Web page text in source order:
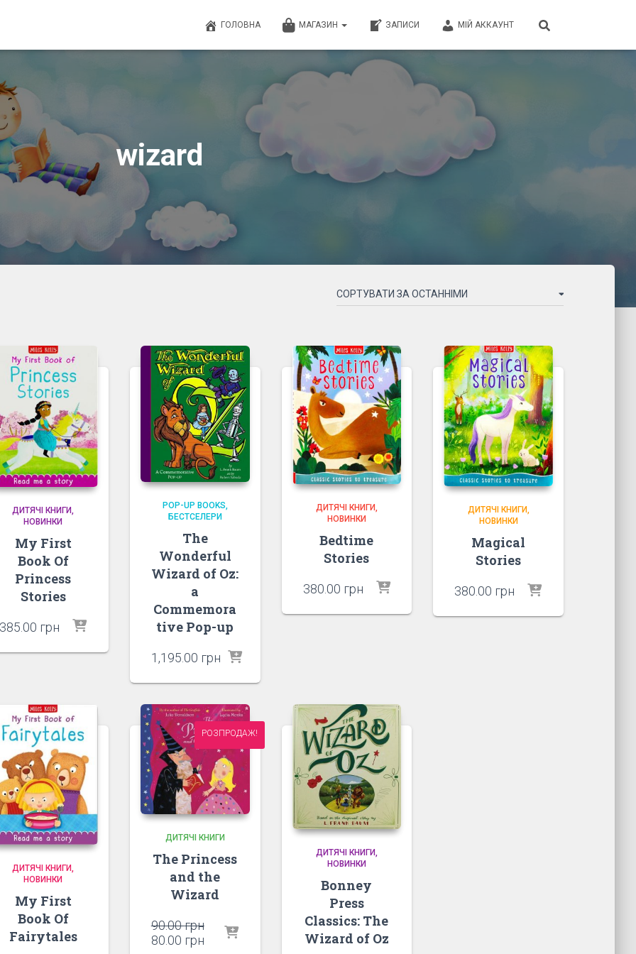
ГОЛОВНА МАГАЗИН ЗАПИСИ МІЙ АККАУНТ
wizard
ДИТЯЧІ КНИГИ
НОВИНКИ
My First
Book Of
Princess
Stories
385.00 грн
POP-UP BOOKS
БЕСТСЕЛЕРИ
The
Wonderful
Wizard of Oz:
a
Commemora
tive Pop-up
1,195.00 грн
ДИТЯЧІ КНИГИ
НОВИНКИ
Bedtime
Stories
380.00 грн
ДИТЯЧІ КНИГИ
НОВИНКИ
Magical
Stories
380.00 грн
ДИТЯЧІ КНИГИ
НОВИНКИ
My First
Book Of
Fairytales
РОЗПРОДАЖ!
ДИТЯЧІ КНИГИ
The Princess
and the
Wizard
90.00грнОригінальна
ціна:
80.00 грнПоточна
ДИТЯЧІ КНИГИ
НОВИНКИ
Bonney
Press
Classics: The
Wizard of Oz